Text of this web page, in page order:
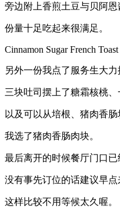
旁边附上香煎土豆与贝阿恩
份量十足吃起来很满足。
Cinnamon Sugar French
另外一份我点了服务生大
三块吐司摆上了糖霜核桃
以及可以从培根、猪肉香
我选了猪肉香肠肉块。
最后离开的时候餐厅门口
没有事先订位的话建议早点
这样比较不用等候太久喔。